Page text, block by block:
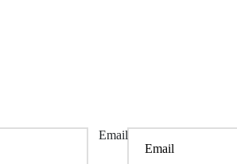
Email